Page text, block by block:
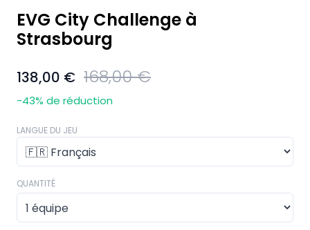
EVG City Challenge à
Strasbourg
138,00 € 168,00 €
-43% de réduction
LANGUE DU JEU
QUANTITÉ